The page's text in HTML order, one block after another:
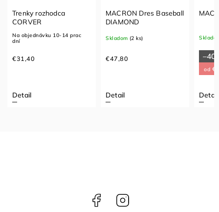
Trenky rozhodca
CORVER
Na objednávku 10-14 prac
dní
€31,40
Detail
MACRON Dres Baseball
DIAMOND
Skladom (2 ks)
€47,80
Detail
–40
od
Detail
Facebook